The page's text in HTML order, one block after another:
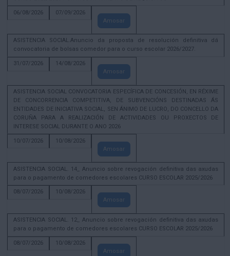
06/08/2026
07/09/2026
Amosar
ASISTENCIA SOCIAL.Anuncio da proposta de resolución definitiva dá
convocatoria de bolsas comedor para o curso escolar 2026/2027.
31/07/2026
14/08/2026
Amosar
ASISTENCIA SOCIAL CONVOCATORIA ESPECÍFICA DE CONCESIÓN, EN RÉXIME
DE CONCORRENCIA COMPETITIVA, DE SUBVENCIÓNS DESTINADAS ÁS
ENTIDADES DE INICIATIVA SOCIAL, SEN ÁNIMO DE LUCRO, DO CONCELLO DA
CORUÑA PARA A REALIZACIÓN DE ACTIVIDADES OU PROXECTOS DE
INTERESE SOCIAL DURANTE O ANO 2026
10/07/2026
10/08/2026
Amosar
ASISTENCIA SOCIAL. 14_ Anuncio sobre revogación definitiva das axudas
para o pagamento de comedores escolares CURSO ESCOLAR 2025/2026
08/07/2026
10/08/2026
Amosar
ASISTENCIA SOCIAL. 12_ Anuncio sobre revogación definitiva das axudas
para o pagamento de comedores escolares CURSO ESCOLAR 2025/2026
08/07/2026
10/08/2026
Amosar